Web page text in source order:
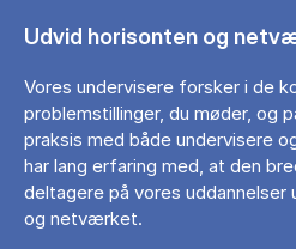
Udvid horisonten og
Vores undervisere forsker i de
problemstillinger, du møder, og
praksis med både undervisere
har lang erfaring med, at den
deltagere på vores uddannelser
og netværket.